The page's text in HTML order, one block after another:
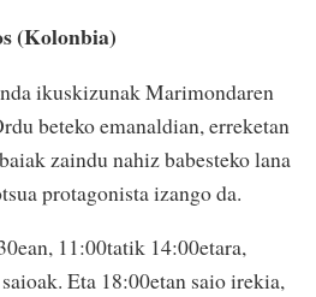
(Kolonbia)
ikuskizunak Marimondaren
beteko emanaldian, erreketan
zaindu nahiz babesteko lana
protagonista izango da.
11:00tatik 14:00etara,
Eta 18:00etan saio irekia,